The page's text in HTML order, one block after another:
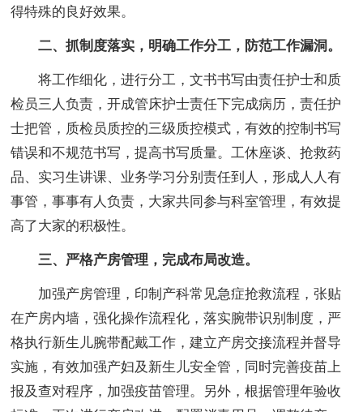
得特殊的良好效果。
二、抓制度落实，明确工作分工，防范工作漏洞。
将工作细化，进行分工，文书书写由责任护士和质
检员三人负责，开成管床护士责任下完成病历，责任护
士把管，质检员质控的三级质控模式，有效的控制书写
错误和不规范书写，提高书写质量。工休座谈、抢救药
品、实习生讲课、业务学习分别责任到人，形成人人有
事管，事事有人负责，大家共同参与科室管理，有效提
高了大家的积极性。
三、严格产房管理，完成布局改造。
加强产房管理，印制产科常见急症抢救流程，张贴
在产房内墙，强化操作流程化，落实腕带识别制度，严
格执行新生儿腕带配戴工作，建立产房交接流程并督导
实施，有效加强产妇及新生儿安全管，同时完善疫苗上
报及查对程序，加强疫苗管理。另外，根据管理年验收